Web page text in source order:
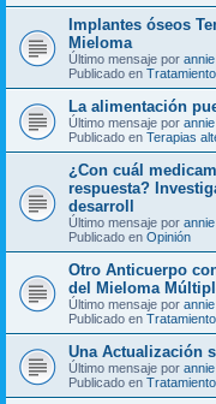
Implantes óseos
Mieloma
Último mensaje por annie
Publicado en
La alimentación
Último mensaje por annie
Publicado en Terapias
¿Con cuál
respuesta?
desarroll
Último mensaje por annie
Publicado en Opinión
Otro Anticuerpo
del Mieloma
Último mensaje por annie
Publicado en
Una Actualización
Último mensaje por annie
Publicado en